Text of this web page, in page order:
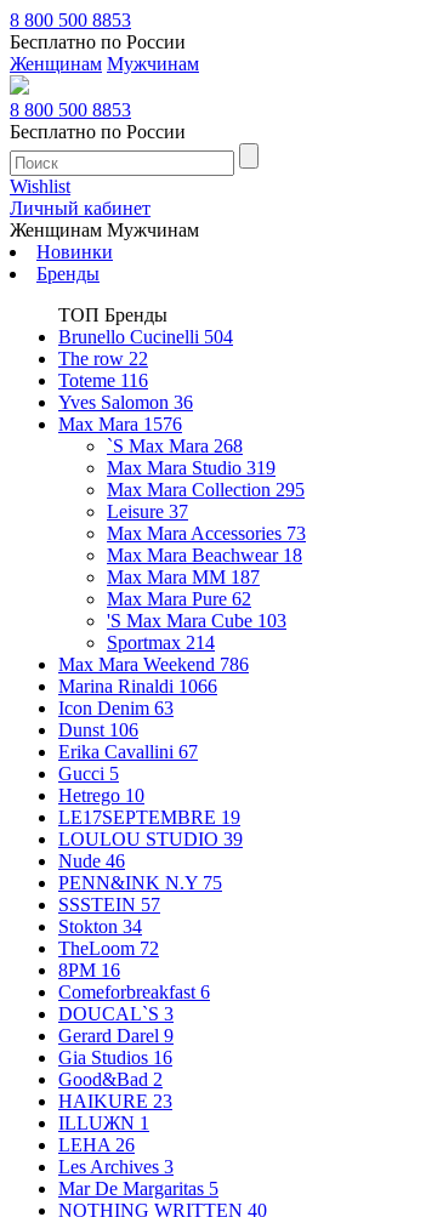
8 800 500 8853
Бесплатно по России
Женщинам Мужчинам
8 800 500 8853
Бесплатно по России
Wishlist
Личный кабинет
Женщинам Мужчинам
Новинки
Бренды
ТОП Бренды
Brunello Cucinelli 504
The row 22
Toteme 116
Yves Salomon 36
Max Mara 1576
`S Max Mara 268
Max Mara Studio 319
Max Mara Collection 295
Leisure 37
Max Mara Accessories 73
Max Mara Beachwear 18
Max Mara MM 187
Max Mara Pure 62
'S Max Mara Cube 103
Sportmax 214
Max Mara Weekend 786
Marina Rinaldi 1066
Icon Denim 63
Dunst 106
Erika Cavallini 67
Gucci 5
Hetrego 10
LE17SEPTEMBRE 19
LOULOU STUDIO 39
Nude 46
PENN&INK N.Y 75
SSSTEIN 57
Stokton 34
TheLoom 72
8PM 16
Comeforbreakfast 6
DOUCAL`S 3
Gerard Darel 9
Gia Studios 16
Good&Bad 2
HAIKURE 23
ILLUЖN 1
LEHA 26
Les Archives 3
Mar De Margaritas 5
NOTHING WRITTEN 40